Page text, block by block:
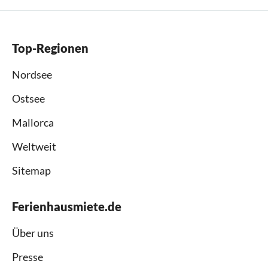
Top-Regionen
Nordsee
Ostsee
Mallorca
Weltweit
Sitemap
Ferienhausmiete.de
Über uns
Presse